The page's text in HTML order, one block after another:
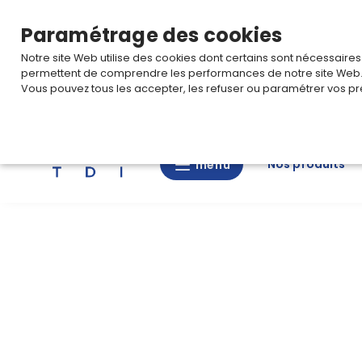
menu
menu Nos produits
Paramétrage des cookies
Notre site Web utilise des cookies dont certains sont
permettent de comprendre les performances de notre site Web.
Vous pouvez tous les accepter, les refuser ou paramétrer vos